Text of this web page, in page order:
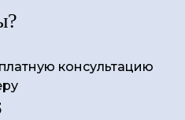
консультацию